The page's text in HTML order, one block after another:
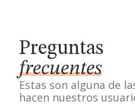
Preguntas
frecuentes
Estas son alguna de
hacen nuestros